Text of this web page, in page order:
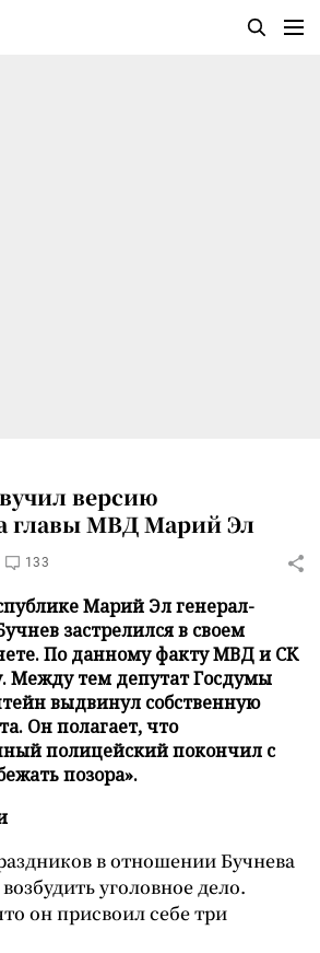
версию
главы МВД Марий Эл
133
Марий Эл генерал-
застрелился в своем
По данному факту МВД и СК
Между тем депутат Госдумы
выдвинул собственную
Он полагает, что
полицейский покончил с
позора».
в отношении Бучнева
уголовное дело.
он присвоил себе три